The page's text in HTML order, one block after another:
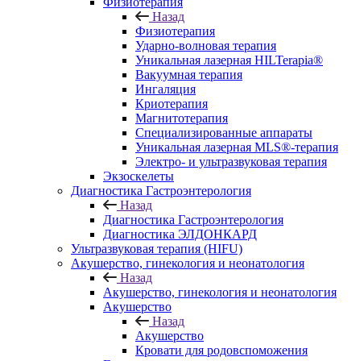
Назад
Физиотерапия
Ударно-волновая терапия
Уникальная лазерная HILTerapia®
Вакуумная терапия
Ингаляция
Криотерапия
Магнитотерапия
Специализированные аппараты
Уникальная лазерная MLS®-терапия
Электро- и ультразвуковая терапия
Экзоскелеты
Диагностика Гастроэнтерология
Назад
Диагностика Гастроэнтерология
Диагностика ЭЛДОНКАРД
Ультразвуковая терапия (HIFU)
Акушерство, гинекология и неонатология
Назад
Акушерство, гинекология и неонатология
Акушерство
Назад
Акушерство
Кровати для родовспоможения